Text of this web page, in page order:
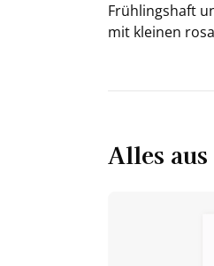
Früh­lings­haft
mit klei­nen
Alles